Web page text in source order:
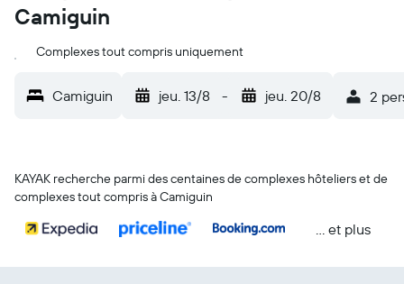
Camiguin
Complexes tout compris uniquement
Camiguin jeu. 13/8 - jeu. 20/8 2
KAYAK recherche parmi des centaines de complexes hôteliers et de
complexes tout compris à Camiguin
… et plus